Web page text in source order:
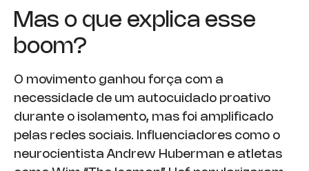
Mas o que explica esse
boom?
O movimento ganhou força com a
necessidade de um autocuidado proativo
durante o isolamento, mas foi amplificado
pelas redes sociais. Influenciadores como o
neurocientista Andrew Huberman e atletas